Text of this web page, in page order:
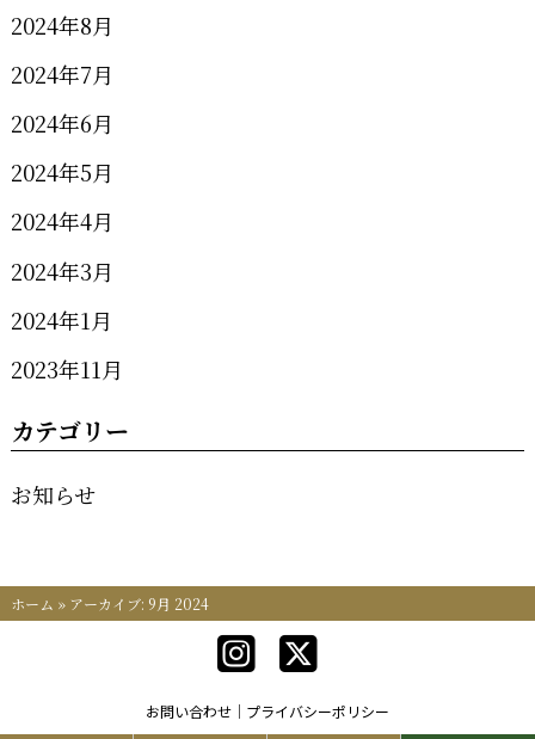
2024年8月
2024年7月
2024年6月
2024年5月
2024年4月
2024年3月
2024年1月
2023年11月
カテゴリー
お知らせ
ホーム » アーカイブ: 9月 2024
お問い合わせ プライバシーポリシー